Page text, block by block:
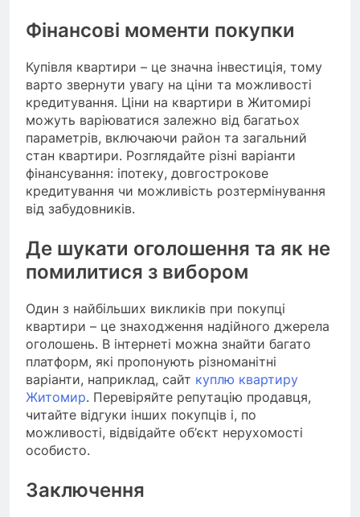
Фінансові моменти покупки
Купівля квартири – це значна інвестиція, тому
варто звернути увагу на ціни та можливості
кредитування. Ціни на квартири в Житомирі
можуть варіюватися залежно від багатьох
параметрів, включаючи район та загальний
стан квартири. Розглядайте різні варіанти
фінансування: іпотеку, довгострокове
кредитування чи можливість розтермінування
від забудовників.
Де шукати оголошення та як не
помилитися з вибором
Один з найбільших викликів при покупці
квартири – це знаходження надійного джерела
оголошень. В інтернеті можна знайти багато
платформ, які пропонують різноманітні
варіанти, наприклад, сайт куплю квартиру
Житомир. Перевіряйте репутацію продавця,
читайте відгуки інших покупців і, по
можливості, відвідайте об’єкт нерухомості
особисто.
Заключення